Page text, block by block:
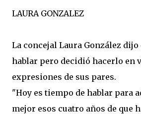
LAURA GONZALEZ
La concejal Laura González dijo
hablar pero decidió hacerlo en
expresiones de sus pares.
"Hoy es tiempo de hablar para
mejor esos cuatro años de que